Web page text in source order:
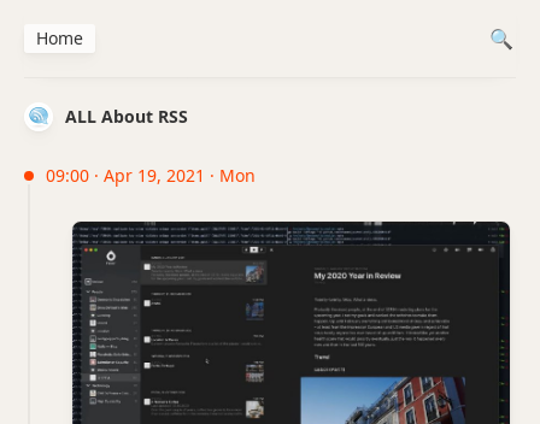
ALL About RSS
09:00 · Apr 19, 2021 · Mon
Home